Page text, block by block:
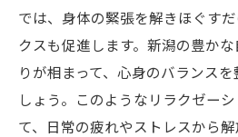
では、身体の緊張を解きほぐす
クスも促進します。新潟の豊か
りが相まって、心身のバランス
しょう。このようなリラクゼー
て、日常の疲れやストレスから